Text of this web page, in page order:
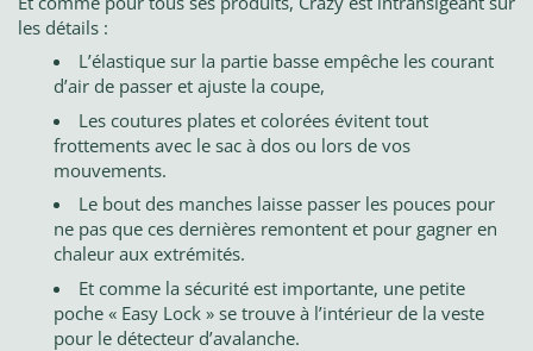
les détails :
L’élastique sur la partie basse empêche les courant
d’air de passer et ajuste la coupe,
Les coutures plates et colorées évitent tout
frottements avec le sac à dos ou lors de vos
mouvements.
Le bout des manches laisse passer les pouces pour
ne pas que ces dernières remontent et pour gagner en
chaleur aux extrémités.
Et comme la sécurité est importante, une petite
poche « Easy Lock » se trouve à l’intérieur de la veste
pour le détecteur d’avalanche.